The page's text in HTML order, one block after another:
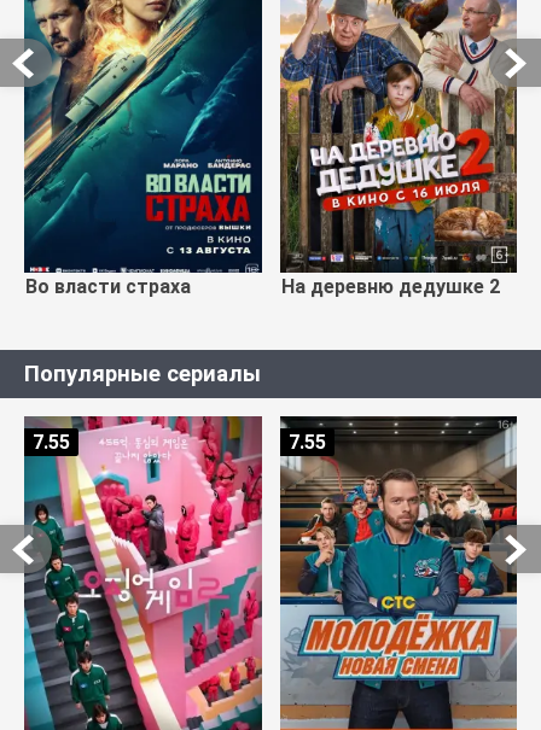
Во власти страха На деревню дедушке 2
Популярные сериалы
7.55 7.55